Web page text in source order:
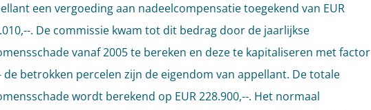
een vergoeding aan nadeelcompensatie toegekend van EUR
. De commissie kwam tot dit bedrag door de jaarlijkse
vanaf 2005 te bereken en deze te kapitaliseren met factor
de betrokken percelen zijn de eigendom van appellant. De totale
wordt berekend op EUR 228.900,--. Het normaal